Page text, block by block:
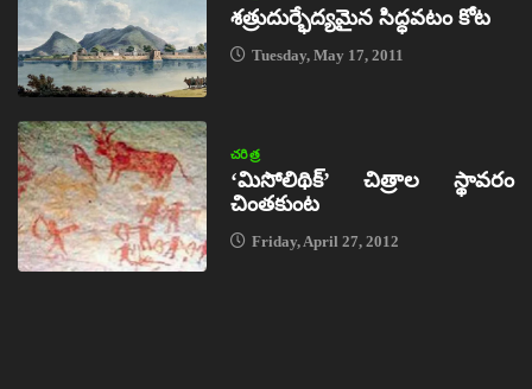
శత్రుదుర్భేద్యమైన సిద్ధవటం కోట
Tuesday, May 17, 2011
చరిత్ర
‘మిసోలిథిక్‌’ చిత్రాల స్థావరం
చింతకుంట
Friday, April 27, 2012